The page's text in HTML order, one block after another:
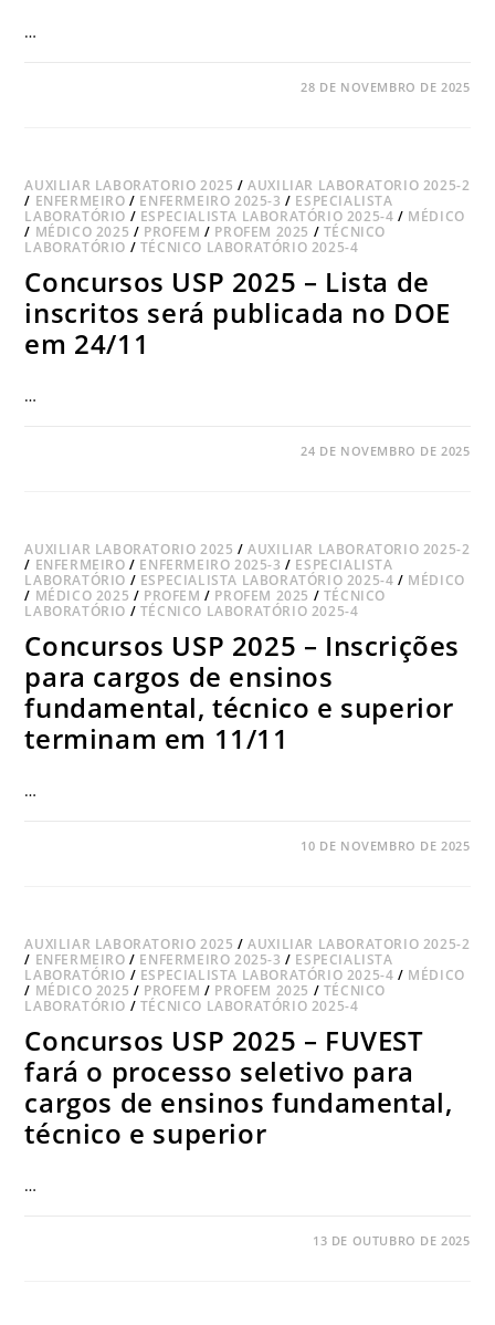
…
28 DE NOVEMBRO DE 2025
AUXILIAR LABORATORIO 2025 /AUXILIAR LABORATORIO 2025-2
/ ENFERMEIRO / ENFERMEIRO 2025-3 / ESPECIALISTA
LABORATÓRIO / ESPECIALISTA LABORATÓRIO 2025-4 / MÉDICO
/ MÉDICO 2025 / PROFEM / PROFEM 2025 / TÉCNICO
LABORATÓRIO / TÉCNICO LABORATÓRIO 2025-4
Concursos USP 2025 – Lista de
inscritos será publicada no DOE
em 24/11
…
24 DE NOVEMBRO DE 2025
AUXILIAR LABORATORIO 2025 /AUXILIAR LABORATORIO 2025-2
/ ENFERMEIRO / ENFERMEIRO 2025-3 / ESPECIALISTA
LABORATÓRIO / ESPECIALISTA LABORATÓRIO 2025-4 / MÉDICO
/ MÉDICO 2025 / PROFEM / PROFEM 2025 / TÉCNICO
LABORATÓRIO / TÉCNICO LABORATÓRIO 2025-4
Concursos USP 2025 – Inscrições
para cargos de ensinos
fundamental, técnico e superior
terminam em 11/11
…
10 DE NOVEMBRO DE 2025
AUXILIAR LABORATORIO 2025 /AUXILIAR LABORATORIO 2025-2
/ ENFERMEIRO / ENFERMEIRO 2025-3 / ESPECIALISTA
LABORATÓRIO / ESPECIALISTA LABORATÓRIO 2025-4 / MÉDICO
/ MÉDICO 2025 / PROFEM / PROFEM 2025 / TÉCNICO
LABORATÓRIO / TÉCNICO LABORATÓRIO 2025-4
Concursos USP 2025 – FUVEST
fará o processo seletivo para
cargos de ensinos fundamental,
técnico e superior
…
13 DE OUTUBRO DE 2025